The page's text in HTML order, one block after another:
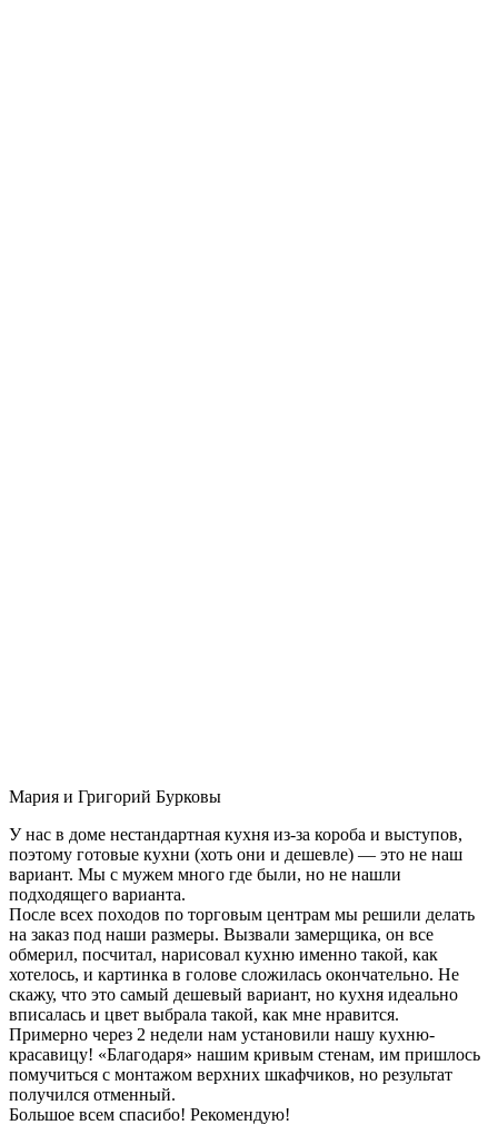
Мария и Григорий Бурковы
У нас в доме нестандартная кухня из-за короба и выступов,
поэтому готовые кухни (хоть они и дешевле) — это не наш
вариант. Мы с мужем много где были, но не нашли
подходящего варианта.
После всех походов по торговым центрам мы решили делать
на заказ под наши размеры. Вызвали замерщика, он все
обмерил, посчитал, нарисовал кухню именно такой, как
хотелось, и картинка в голове сложилась окончательно. Не
скажу, что это самый дешевый вариант, но кухня идеально
вписалась и цвет выбрала такой, как мне нравится.
Примерно через 2 недели нам установили нашу кухню-
красавицу! «Благодаря» нашим кривым стенам, им пришлось
помучиться с монтажом верхних шкафчиков, но результат
получился отменный.
Большое всем спасибо! Рекомендую!